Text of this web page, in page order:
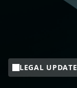
LEGAL UPDATE